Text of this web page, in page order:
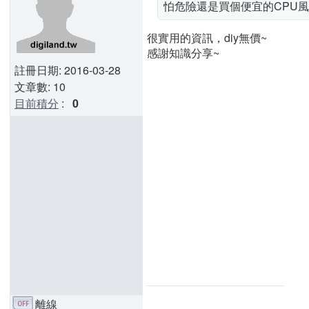
註冊日期: 2016-03-28
文章數: 10
目前積分 : 0
怕危險還是買個便宜的CPU風
很實用的資訊，diy無價~
感謝知識分享~
離線